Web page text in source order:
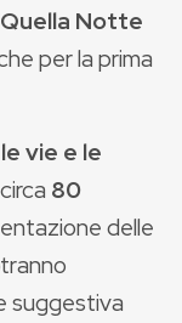
Quella Notte
per la prima
vie e le
80
delle
suggestiva